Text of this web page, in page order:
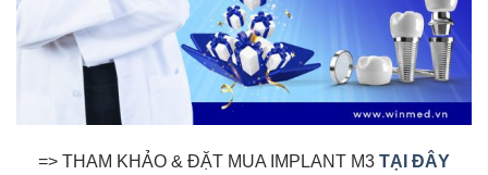
=> THAM KHẢO & ĐẶT MUA IMPLANT M3 TẠI ĐÂY